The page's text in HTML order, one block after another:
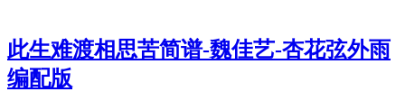
此生难渡相思苦简谱-魏佳艺-杏花弦外雨
编配版